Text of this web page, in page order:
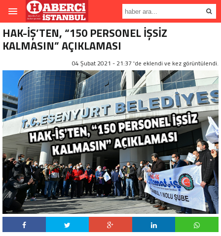
HAK-İŞ’TEN, “150 PERSONEL İŞSİZ
KALMASIN” AÇIKLAMASI
04 Şubat 2021 - 21:37 'de eklendi ve kez görüntülendi.